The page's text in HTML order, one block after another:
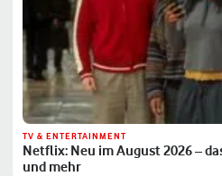
TV & ENTERTAINMENT
Netflix: Neu im August 2026 –
und mehr